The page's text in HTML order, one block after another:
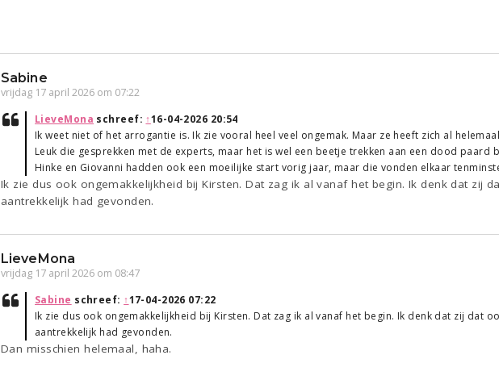
Sabine
vrijdag 17 april 2026 om 07:22
LieveMona schreef: ↑16-04-2026 20:54
Ik weet niet of het arrogantie is. Ik zie vooral heel veel ongemak. Maar ze heeft zich al
Leuk die gesprekken met de experts, maar het is wel een beetje trekken aan een dood paard
Hinke en Giovanni hadden ook een moeilijke start vorig jaar, maar die vonden elkaar
Ik zie dus ook ongemakkelijkheid bij Kirsten. Dat zag ik al vanaf het begin. Ik denk dat zij
aantrekkelijk had gevonden.
LieveMona
vrijdag 17 april 2026 om 08:47
Sabine schreef: ↑17-04-2026 07:22
Ik zie dus ook ongemakkelijkheid bij Kirsten. Dat zag ik al vanaf het begin. Ik denk dat zij dat
aantrekkelijk had gevonden.
Dan misschien helemaal, haha.